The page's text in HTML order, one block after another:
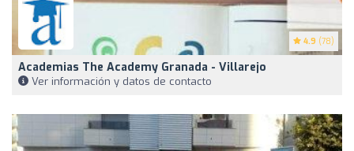
4.9 (78)
Academias The Academy Granada - Villarejo
Ver información y datos de contacto